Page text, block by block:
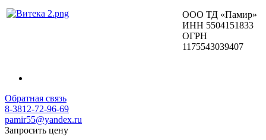
ООО ТД «Памир»
ИНН 5504151833
ОГРН
1175543039407
Обратная связь
8-3812-72-96-69
pamir55@yandex.ru
Запросить цену